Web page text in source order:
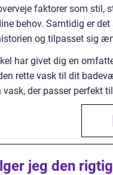
faktorer som stil,
behov. Samtidig er
og tilpasset sig
har givet dig en
rette vask til dit
vask, der passer perfekt
jeg den